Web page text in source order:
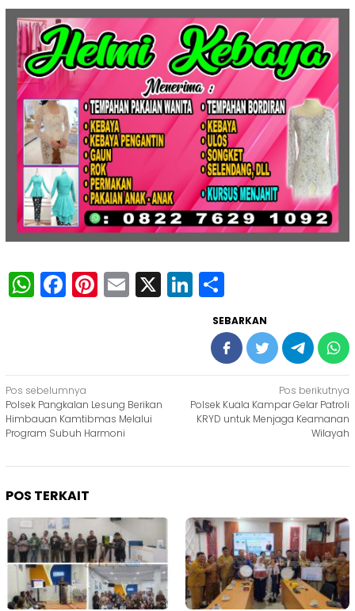
WhatsApp
Facebook
Pinterest
Email
X LinkedIn
SEBARKAN
Navigasi
pos
Pos sebelumnya
Polsek Pangkalan Lesung Berikan
Himbauan Kamtibmas Melalui
Program Subuh Harmoni
Pos berikutnya
Polsek Kuala Kampar Gelar Patroli
KRYD untuk Menjaga Keamanan
Wilayah
POS TERKAIT